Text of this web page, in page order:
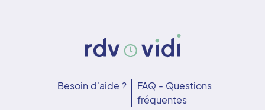
Besoin d'aide ?
FAQ - Questions
fréquentes